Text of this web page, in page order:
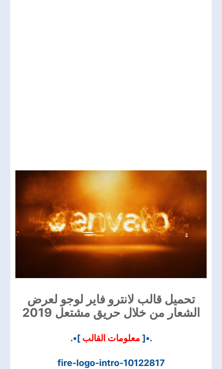
تحميل قالب لانترو فاير لوجو لعرض
الشعار من خلال حريق مشتعل 2019
.•[ معلومات القالب ]•.
fire-logo-intro-10122817